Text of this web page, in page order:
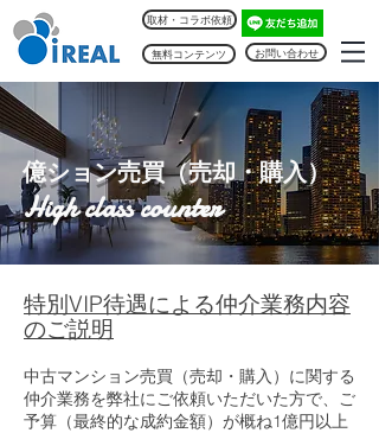
取材・コラボ依頼
無料コンテンツ お問い合わせ
​億ション売買（売却・購入）
High class counter
特別VIP待遇による仲介業務内容
のご説明
中古マンション売買（売却・購入）に関する
仲介業務を弊社にご依頼いただいた​方で、 ご
予算（最終的な成約金額）が概ね1億円以上